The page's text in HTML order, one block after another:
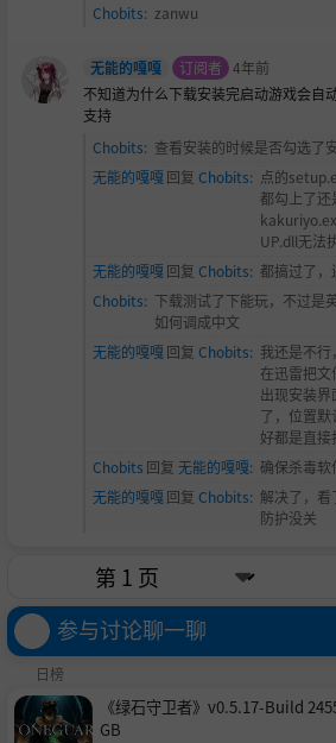
Chobits: zanwu
无能的嘎嘎 订阅者 4年前
不知道为什么下载安装完启动游戏会自
支持
Chobits: 查看安装的时候是否勾选了
无能的嘎嘎回复 Chobits: 点的
都勾上了还
UP.dll无法
无能的嘎嘎回复 Chobits: 都搞过了，
Chobits: 下载测试了下能玩，不过是
如何调成中文
无能的嘎嘎回复 Chobits: 我还是不
在迅雷把
出现安装
了，位置
好都是直
Chobits 回复 无能的嘎嘎: 确保杀毒软
无能的嘎嘎回复 Chobits: 解决了，
防护没关
参与讨论聊一聊
日榜
《绿石守卫者》v0.5.17-Build
GB